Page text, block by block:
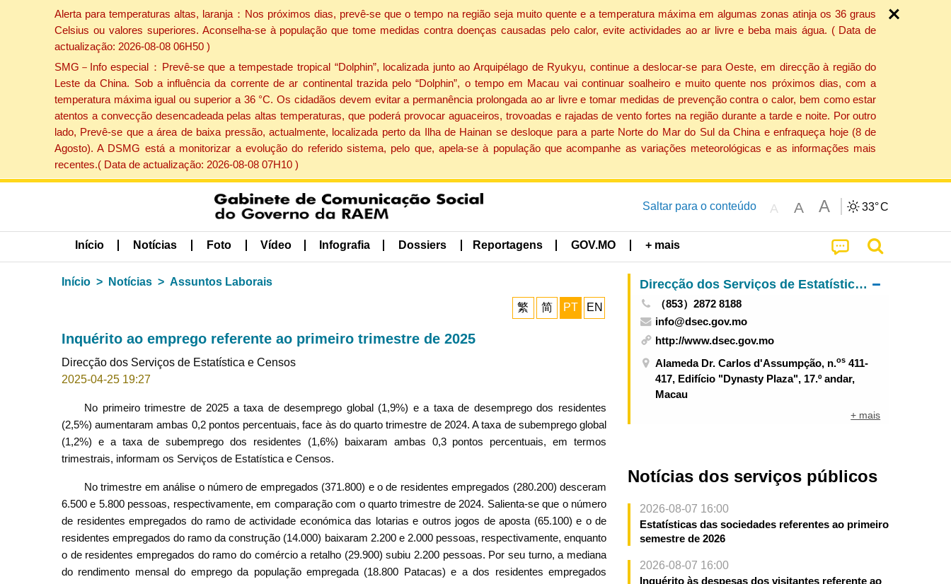
Alerta para temperaturas altas, laranja：Nos próximos dias, prevê-se que o tempo na região seja muito quente e a temperatura máxima em algumas zonas atinja os 36 graus
Celsius ou valores superiores. Aconselha-se à população que tome medidas contra doenças causadas pelo calor, evite actividades ao ar livre e beba mais água. ( Data de
actualização: 2026-08-08 06H50 )
SMG－Info especial：Prevê-se que a tempestade tropical “Dolphin”, localizada junto ao Arquipélago de Ryukyu, continue a deslocar-se para Oeste, em direcção à região do
Leste da China. Sob a influência da corrente de ar continental trazida pelo “Dolphin”, o tempo em Macau vai continuar soalheiro e muito quente nos próximos dias, com a
temperatura máxima igual ou superior a 36 °C. Os cidadãos devem evitar a permanência prolongada ao ar livre e tomar medidas de prevenção contra o calor, bem como estar
atentos a convecção desencadeada pelas altas temperaturas, que poderá provocar aguaceiros, trovoadas e rajadas de vento fortes na região durante a tarde e noite. Por outro
lado, Prevê-se que a área de baixa pressão, actualmente, localizada perto da Ilha de Hainan se desloque para a parte Norte do Mar do Sul da China e enfraqueça hoje (8 de
Agosto). A DSMG está a monitorizar a evolução do referido sistema, pelo que, apela-se à população que acompanhe as variações meteorológicas e as informações mais
recentes.( Data de actualização: 2026-08-08 07H10 )
Saltar para o conteúdo A A A 33°C
Início Notícias Foto Vídeo Infografia Dossiers Reportagens GOV.MO + mais
Início Notícias Assuntos Laborais
繁 简 PT EN
Inquérito ao emprego referente ao primeiro trimestre de 2025
Direcção dos Serviços de Estatística e Censos
2025-04-25 19:27
No primeiro trimestre de 2025 a taxa de desemprego global (1,9%) e a taxa de desemprego dos residentes
(2,5%) aumentaram ambas 0,2 pontos percentuais, face às do quarto trimestre de 2024. A taxa de subemprego global
(1,2%) e a taxa de subemprego dos residentes (1,6%) baixaram ambas 0,3 pontos percentuais, em termos
trimestrais, informam os Serviços de Estatística e Censos.
No trimestre em análise o número de empregados (371.800) e o de residentes empregados (280.200) desceram
6.500 e 5.800 pessoas, respectivamente, em comparação com o quarto trimestre de 2024. Salienta-se que o número
de residentes empregados do ramo de actividade económica das lotarias e outros jogos de aposta (65.100) e o de
residentes empregados do ramo da construção (14.000) baixaram 2.200 e 2.000 pessoas, respectivamente, enquanto
o de residentes empregados do ramo do comércio a retalho (29.900) subiu 2.200 pessoas. Por seu turno, a mediana
do rendimento mensal do emprego da população empregada (18.800 Patacas) e a dos residentes empregados
Direcção dos Serviços de Estatística e Censos
（853）2872 8188
info@dsec.gov.mo
http://www.dsec.gov.mo
Alameda Dr. Carlos d'Assumpção, n.os 411-
417, Edifício "Dynasty Plaza", 17.º andar,
Macau
+ mais
Notícias dos serviços públicos
2026-08-07 16:00
Estatísticas das sociedades referentes ao primeiro
semestre de 2026
2026-08-07 16:00
Inquérito às despesas dos visitantes referente ao